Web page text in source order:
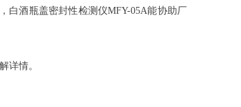
白酒瓶盖密封性检测仪MFY-05A能协助厂
详情。